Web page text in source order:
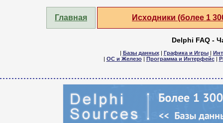
Главная Исходники (более 1
Delphi FAQ -
| Базы данных| Графика и Игры|
| ОС и Железо| Программа и Интерфейс|